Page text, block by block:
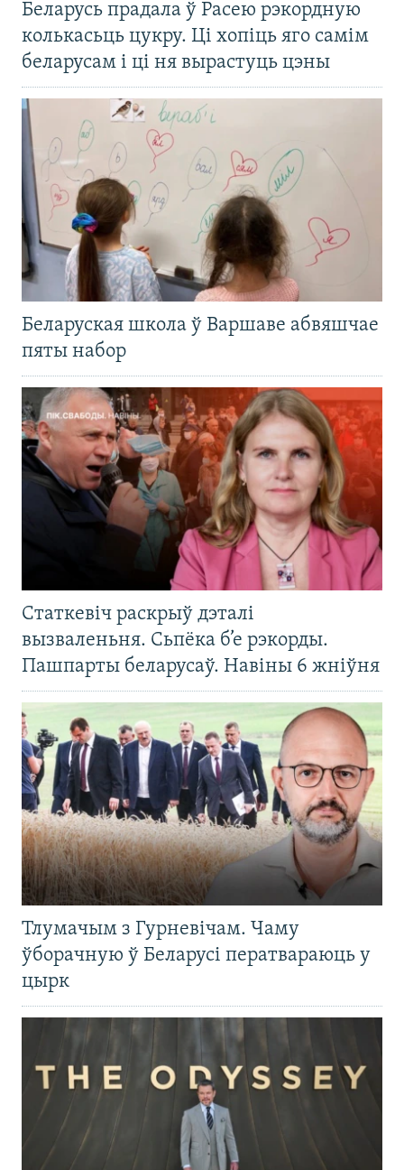
Беларусь прадала ў Расею рэкордную
колькасьць цукру. Ці хопіць яго самім
беларусам і ці ня вырастуць цэны
Беларуская школа ў Варшаве абвяшчае
пяты набор
Статкевіч раскрыў дэталі
вызваленьня. Сьпёка б’е рэкорды.
Пашпарты беларусаў. Навіны 6 жніўня
Тлумачым з Гурневічам. Чаму
ўборачную ў Беларусі ператвараюць у
цырк